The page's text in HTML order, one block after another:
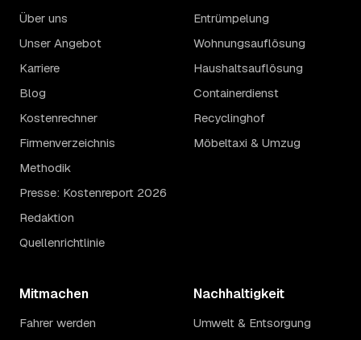
Über uns
Unser Angebot
Karriere
Blog
Kostenrechner
Firmenverzeichnis
Methodik
Presse: Kostenreport 2026
Redaktion
Quellenrichtlinie
Entrümpelung
Wohnungsauflösung
Haushaltsauflösung
Containerdienst
Recyclinghof
Möbeltaxi & Umzug
Mitmachen
Fahrer werden
Nachhaltigkeit
Umwelt & Entsorgung